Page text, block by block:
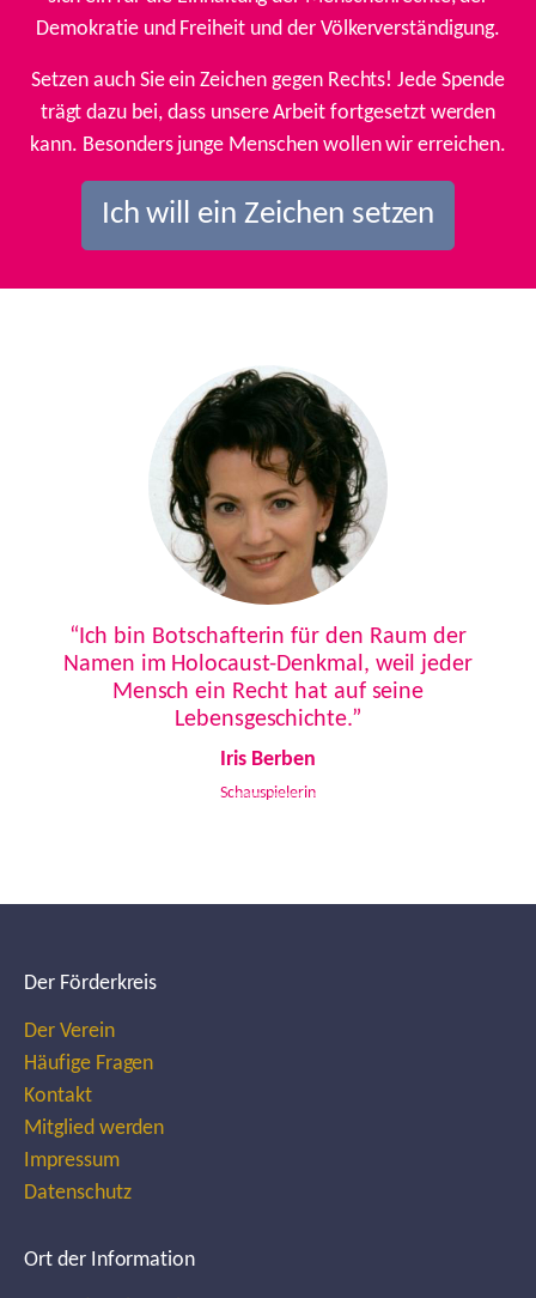
Demokratie und Freiheit und der Völkerverständigung.
Setzen auch Sie ein Zeichen gegen Rechts! Jede Spende
trägt dazu bei, dass unsere Arbeit fortgesetzt werden
kann. Besonders junge Menschen wollen wir erreichen.
Ich will ein Zeichen setzen
“Ich bin Botschafterin für den Raum der
Namen im Holocaust-Denkmal, weil jeder
Mensch ein Recht hat auf seine
Lebensgeschichte.”
Iris Berben
Schauspielerin
Der Förderkreis
Der Verein
Häufige Fragen
Kontakt
Mitglied werden
Impressum
Datenschutz
Ort der Information